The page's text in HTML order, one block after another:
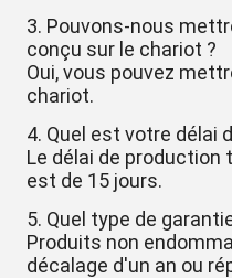
3. Pouvons-nous
conçu sur le chariot ?
Oui, vous pouvez
chariot.
4. Quel est votre délai
Le délai de production
est de 15 jours.
5. Quel type de
Produits non
décalage d'un an ou